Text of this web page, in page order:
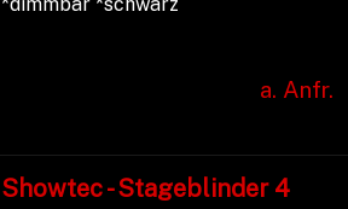
a. Anfr.
Showtec - Stageblinder 4